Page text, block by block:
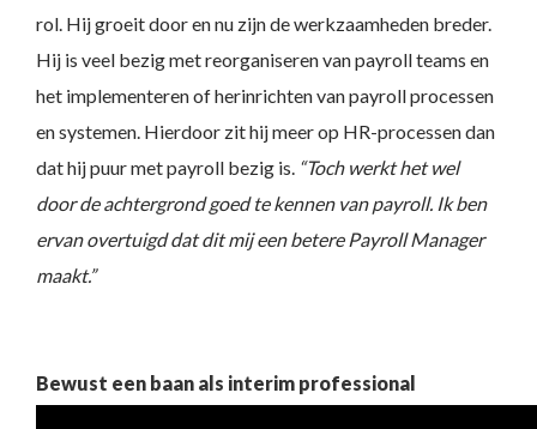
rol. Hij groeit door en nu zijn de werkzaamheden breder.
Hij is veel bezig met reorganiseren van payroll teams en
het implementeren of herinrichten van payroll processen
en systemen. Hierdoor zit hij meer op HR-processen dan
dat hij puur met payroll bezig is. “Toch werkt het wel
door de achtergrond goed te kennen van payroll. Ik ben
ervan overtuigd dat dit mij een betere Payroll Manager
maakt.”
Bewust een baan als interim professional